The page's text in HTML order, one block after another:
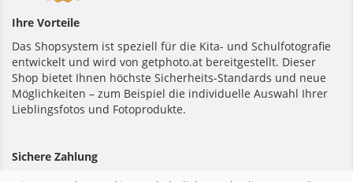
Ihre Vorteile
Das Shopsystem ist speziell für die Kita- und Schulfotografie
entwickelt und wird von getphoto.at bereitgestellt. Dieser
Shop bietet Ihnen höchste Sicherheits-Standards und neue
Möglichkeiten – zum Beispiel die individuelle Auswahl Ihrer
Lieblingsfotos und Fotoprodukte.
Sichere Zahlung